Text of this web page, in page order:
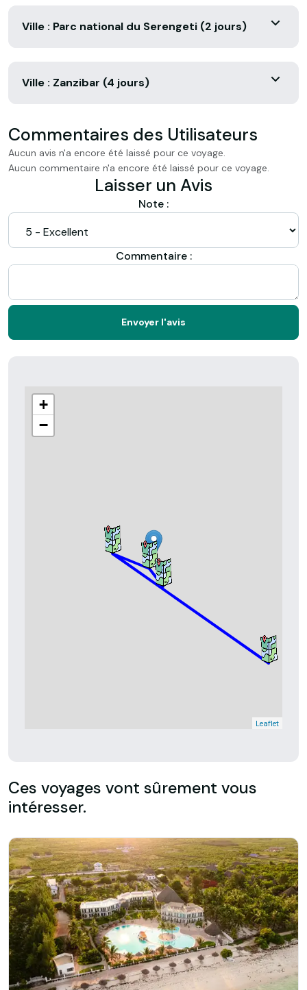
Ville : Parc national du Serengeti (2 jours)
Ville : Zanzibar (4 jours)
Commentaires des Utilisateurs
Aucun avis n'a encore été laissé pour ce voyage.
Aucun commentaire n'a encore été laissé pour ce voyage.
Laisser un Avis
Note :
Commentaire :
Envoyer l'avis
+
−
Leaflet
Ces voyages vont sûrement vous
intéresser.